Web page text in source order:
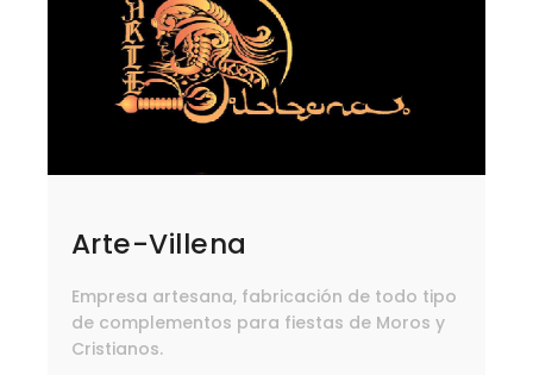
Arte-Villena
Empresa artesana, fabricación de todo tipo
de complementos para fiestas de Moros y
Cristianos.